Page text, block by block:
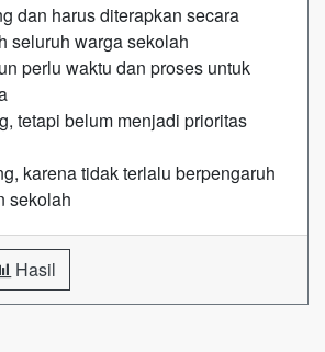
dan harus diterapkan secara
seluruh warga sekolah
perlu waktu dan proses untuk
tetapi belum menjadi prioritas
karena tidak terlalu berpengaruh
sekolah
Hasil